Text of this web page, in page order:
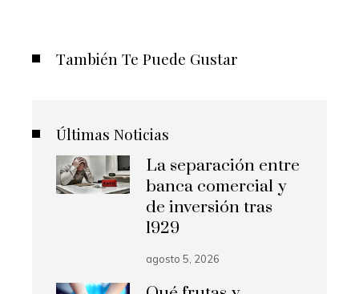
También Te Puede Gustar
Últimas Noticias
La separación entre
banca comercial y
de inversión tras
1929
agosto 5, 2026